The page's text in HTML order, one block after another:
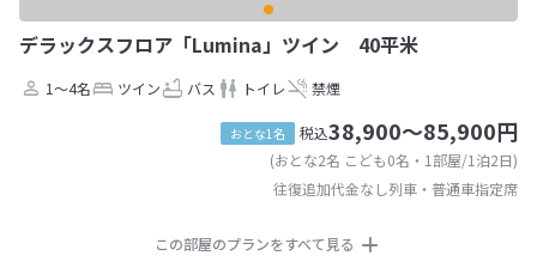
デラックスフロア「Lumina」ツイン 40平米
1～4名 ツイン バス トイレ 禁煙
おとな1名 税込38,900～85,900円
(おとな2名 こども0名・1部屋/1泊2日)
往復追加代金なし列車・普通車指定席
この部屋のプランをすべて見る